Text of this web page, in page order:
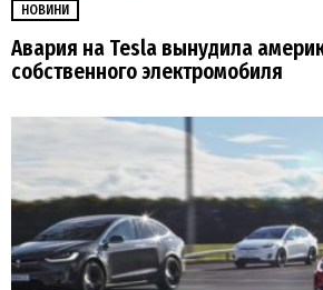
НОВИНИ
Авария на Tesla вынудила
собственного электромобиля